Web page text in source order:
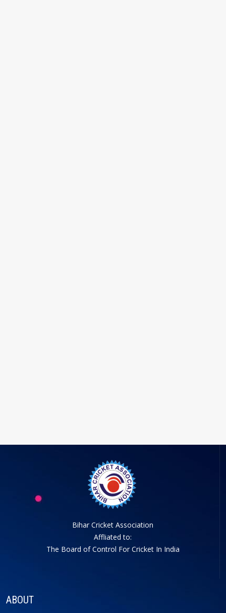
Bihar Cricket Association
Affliated to:
The Board of Control For Cricket In India
ABOUT